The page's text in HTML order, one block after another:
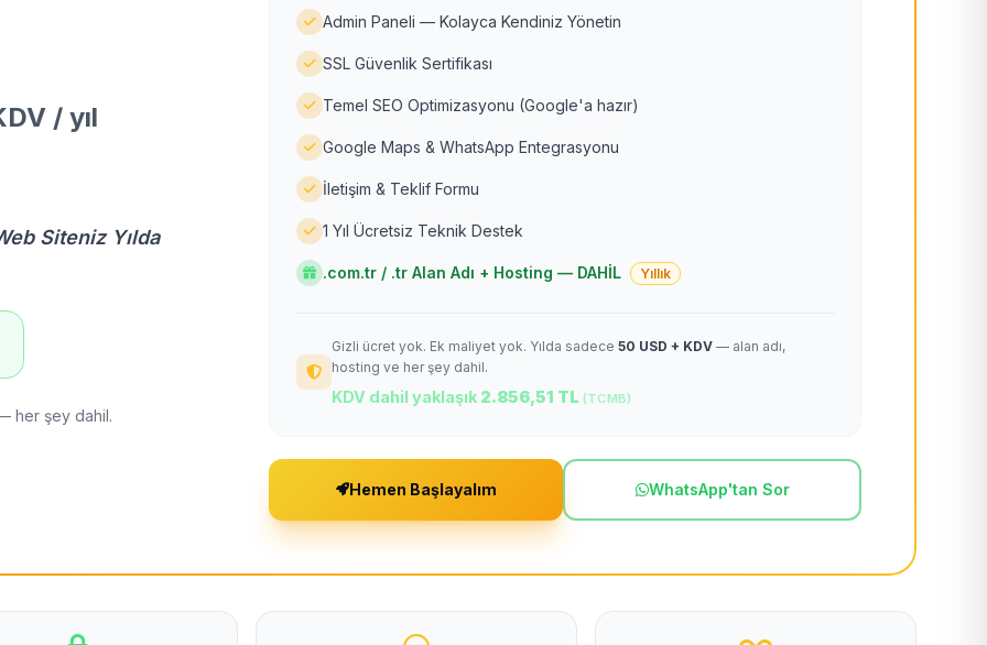
/ yıl
Siteniz Yılda
her şey dahil.
Admin Paneli — Kolayca Kendiniz Yönetin
SSL Güvenlik Sertifikası
Temel SEO Optimizasyonu (Google'a hazır)
Google Maps & WhatsApp Entegrasyonu
İletişim & Teklif Formu
1 Yıl Ücretsiz Teknik Destek
.com.tr / .tr Alan Adı + Hosting — DAHİL Yıllık
Gizli ücret yok. Ek maliyet yok. Yılda sadece 50 USD + KDV — alan adı,
hosting ve her şey dahil.
KDV dahil yaklaşık 2.856,51 TL (TCMB)
Hemen Başlayalım WhatsApp'tan Sor